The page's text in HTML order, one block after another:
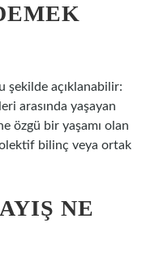
şekilde açıklanabilir:
arasında yaşayan
özgü bir yaşamı olan
bilinç veya ortak
NE